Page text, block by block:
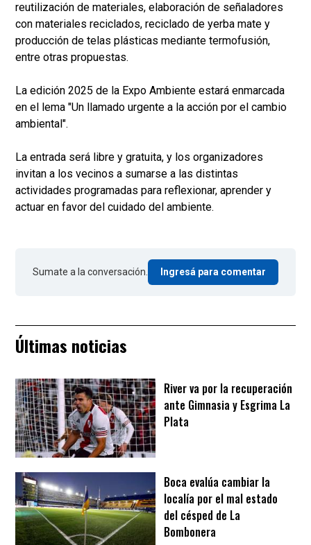
reutilización de materiales, elaboración de señaladores
con materiales reciclados, reciclado de yerba mate y
producción de telas plásticas mediante termofusión,
entre otras propuestas.
La edición 2025 de la Expo Ambiente estará enmarcada
en el lema "Un llamado urgente a la acción por el cambio
ambiental".
La entrada será libre y gratuita, y los organizadores
invitan a los vecinos a sumarse a las distintas
actividades programadas para reflexionar, aprender y
actuar en favor del cuidado del ambiente.
Sumate a la conversación. Ingresá para comentar
Últimas noticias
River va por la recuperación
ante Gimnasia y Esgrima La
Plata
Boca evalúa cambiar la
localía por el mal estado
del césped de La
Bombonera